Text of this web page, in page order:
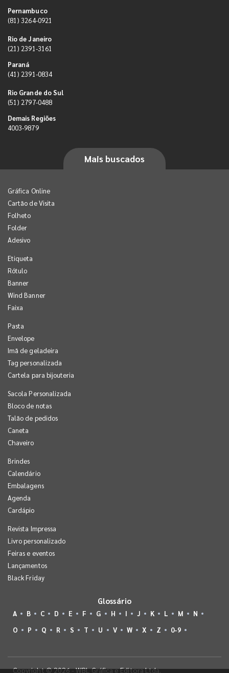
Pernambuco
(81) 3264-0921
Rio de Janeiro
(21) 2391-3161
Paraná
(41) 2391-0834
Rio Grande do Sul
(51) 2797-0488
Demais Regiões
4003-9879
Mais buscados
Gráfica Online
Cartão de Visita
Folheto
Folder
Adesivo
Etiqueta
Rótulo
Banner
Wind Banner
Faixa
Pasta
Envelope
Imã de geladeira
Tag personalizada
Cartela para bijouteria
Sacola Personalizada
Bloco de notas
Talão de pedidos
Caneta
Chaveiro
Brindes
Calendário
Embalagens
Agenda
Cardápio
Revista Impressa
Livro personalizado
Feiras e eventos
Lançamentos
Black Friday
Glossário
A B C D E F G H I J K L M
N
O
P Q R S T U V W X Z 0-9
Copyright © 2026 - WBL Gráfica e Editora Ltda.